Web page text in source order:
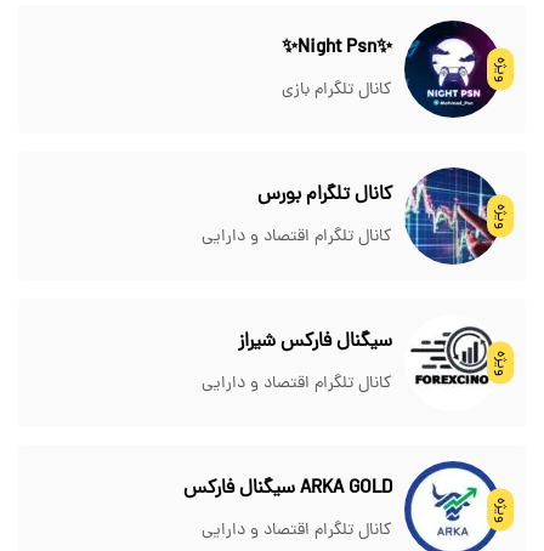
ویژه
✨Night Psn✨
کانال تلگرام بازی
ویژه
کانال تلگرام بورس
کانال تلگرام اقتصاد و دارایی
ویژه
سیگنال فارکس شیراز
کانال تلگرام اقتصاد و دارایی
ویژه
ARKA GOLD سیگنال فارکس
کانال تلگرام اقتصاد و دارایی